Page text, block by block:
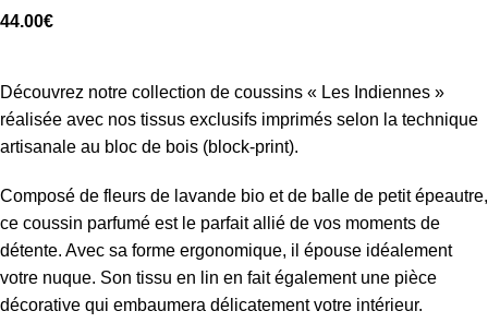
44.00€
Découvrez notre collection de coussins « Les Indiennes »
réalisée avec nos tissus exclusifs imprimés selon la technique
artisanale au bloc de bois (block-print).
Composé de fleurs de lavande bio et de balle de petit épeautre,
ce coussin parfumé est le parfait allié de vos moments de
détente. Avec sa forme ergonomique, il épouse idéalement
votre nuque. Son tissu en lin en fait également une pièce
décorative qui embaumera délicatement votre intérieur.